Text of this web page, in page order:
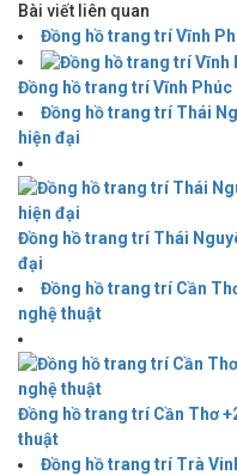
Bài viết liên quan
Đồng hồ trang trí Vĩnh
Đồng hồ trang trí Vĩnh
Đồng hồ trang trí Thái
hiện đại
Đồng hồ trang trí Thái
đại
Đồng hồ trang trí Cần
nghệ thuật
Đồng hồ trang trí Cần Thơ
thuật
Đồng hồ trang trí Trà